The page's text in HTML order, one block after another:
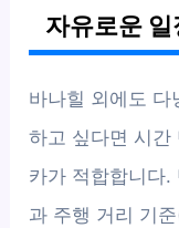
자유로운
바나힐 외에도 다
하고 싶다면 시간
카가 적합합니다
과 주행 거리 기